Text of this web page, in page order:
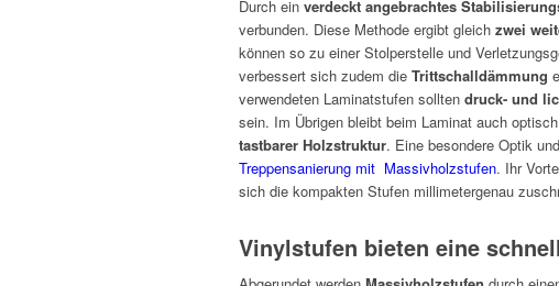
Durch ein verdeckt angebrachtes
verbunden. Diese Methode ergibt gleich zwei
können so zu einer Stolperstelle und
verbessert sich zudem die Trittschalldämmung
verwendeten Laminatstufen sollten druck- und
sein. Im Übrigen bleibt beim Laminat auch
tastbarer Holzstruktur. Eine besondere Optik
Treppensanierung mit Massivholzstufen. Ihr
sich die kompakten Stufen millimetergenau
Vinylstufen bieten eine